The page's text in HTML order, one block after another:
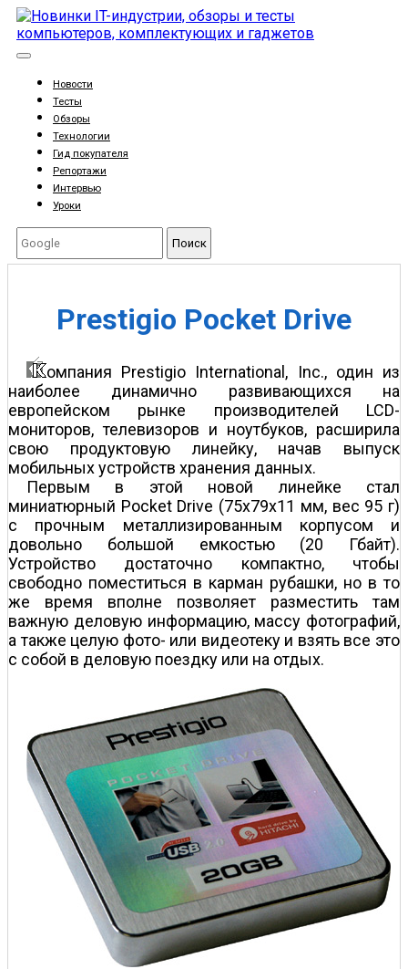
Новости
Тесты
Обзоры
Технологии
Гид покупателя
Репортажи
Интервью
Уроки
Поиск
Prestigio Pocket Drive
омпания Prestigio International, Inc., один из
наиболее динамично развивающихся на
европейском рынке производителей LCD-
мониторов, телевизоров и ноутбуков, расширила
свою продуктовую линейку, начав выпуск
мобильных устройств хранения данных.
Первым в этой новой линейке стал
миниатюрный Pocket Drive (75x79x11 мм, вес 95 г)
с прочным металлизированным корпусом и
довольно большой емкостью (20 Гбайт).
Устройство достаточно компактно, чтобы
свободно поместиться в карман рубашки, но в то
же время вполне позволяет разместить там
важную деловую информацию, массу фотографий,
а также целую фото- или видеотеку и взять все это
с собой в деловую поездку или на отдых.